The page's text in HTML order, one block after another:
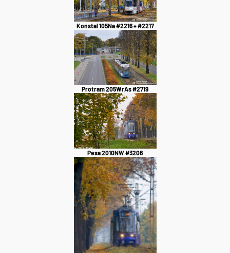
Konstal 105Na #2216 + #2217
Protram 205WrAs #2719
Pesa 2010NW #3208